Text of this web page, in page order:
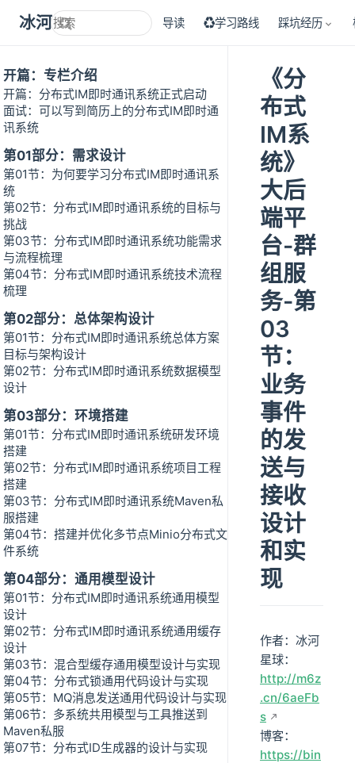
冰河技术 导读 ♻学习路线 踩坑经历
开篇：专栏介绍
开篇：分布式IM即时通讯系统正式启动
面试：可以写到简历上的分布式IM即时通
讯系统
第01部分：需求设计
第01节：为何要学习分布式IM即时通讯系
统
第02节：分布式IM即时通讯系统的目标与
挑战
第03节：分布式IM即时通讯系统功能需求
与流程梳理
第04节：分布式IM即时通讯系统技术流程
梳理
第02部分：总体架构设计
第01节：分布式IM即时通讯系统总体方案
目标与架构设计
第02节：分布式IM即时通讯系统数据模型
设计
第03部分：环境搭建
第01节：分布式IM即时通讯系统研发环境
搭建
第02节：分布式IM即时通讯系统项目工程
搭建
第03节：分布式IM即时通讯系统Maven私
服搭建
第04节：搭建并优化多节点Minio分布式文
件系统
第04部分：通用模型设计
第01节：分布式IM即时通讯系统通用模型
设计
第02节：分布式IM即时通讯系统通用缓存
设计
第03节：混合型缓存通用模型设计与实现
第04节：分布式锁通用代码设计与实现
第05节：MQ消息发送通用代码设计与实现
第06节：多系统共用模型与工具推送到
Maven私服
第07节：分布式ID生成器的设计与实现
《分
布式
IM系
统》
大后
端平
台-群
组服
务-第
03
节：
业务
事件
的发
送与
接收
设计
和实
现
作者：冰河
星球：
http://m6z
.cn/6aeFb
s
博客：
https://bin